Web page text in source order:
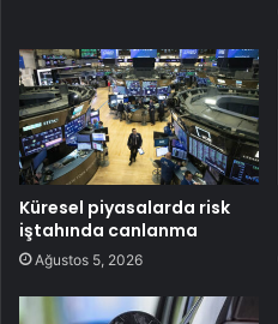
Küresel piyasalarda risk
iştahında canlanma
Ağustos 5, 2026